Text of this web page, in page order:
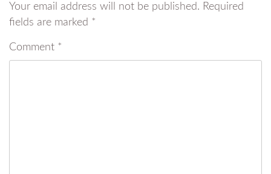
Your email address will not be published. Required
fields are marked *
Comment *